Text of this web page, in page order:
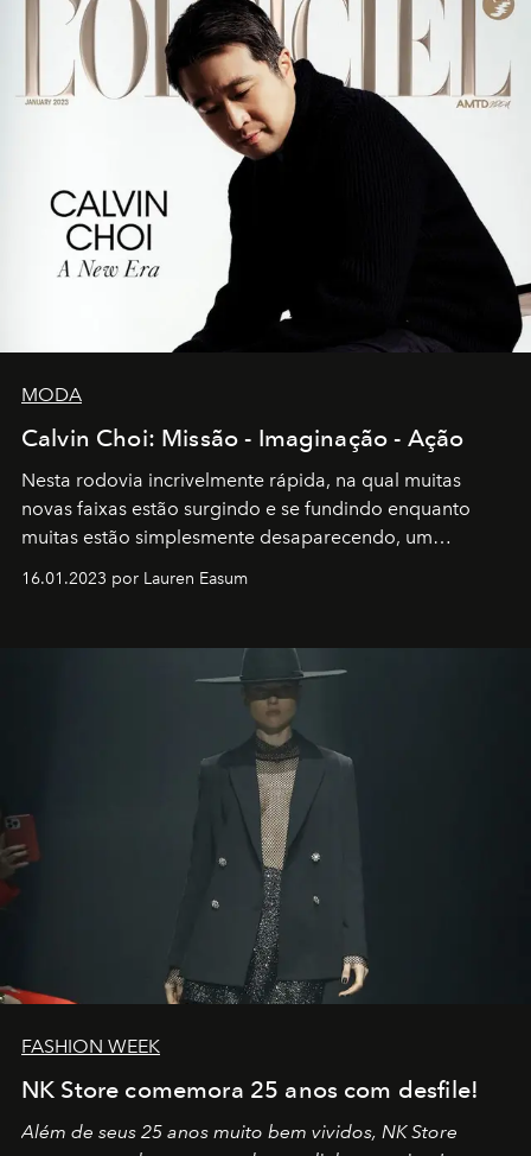
MODA
Calvin Choi: Missão - Imaginação - Ação
Nesta rodovia incrivelmente rápida, na qual muitas
novas faixas estão surgindo e se fundindo enquanto
muitas estão simplesmente desaparecendo, um
transportador AMTD abrindo caminho para muitos
por propósitos, com um claro senso de missão na vida e
16.01.2023 por Lauren Easum
FASHION WEEK
NK Store comemora 25 anos com desfile!
Além de seus 25 anos muito bem vividos, NK Store